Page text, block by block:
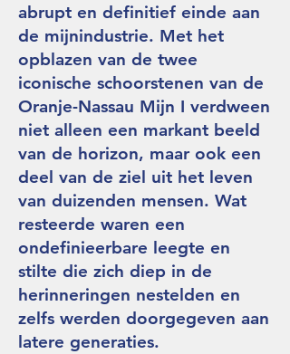
abrupt en definitief einde aan
de mijnindustrie. Met het
opblazen van de twee
iconische schoorstenen van de
Oranje-Nassau Mijn I verdween
niet alleen een markant beeld
van de horizon, maar ook een
deel van de ziel uit het leven
van duizenden mensen. Wat
resteerde waren een
ondefinieerbare leegte en
stilte die zich diep in de
herinneringen nestelden en
zelfs werden doorgegeven aan
latere generaties.